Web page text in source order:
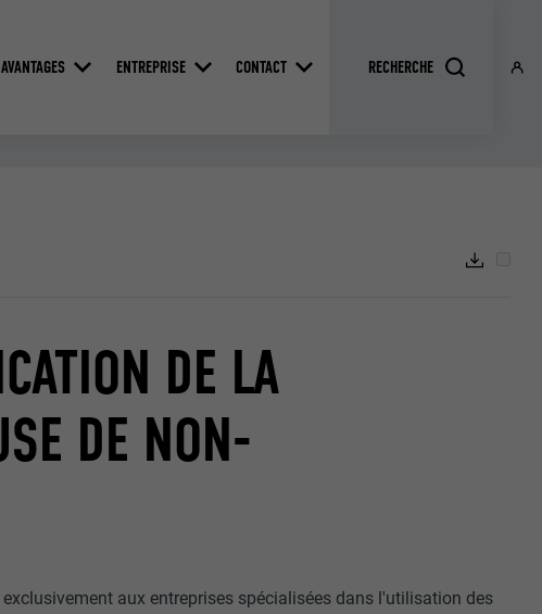
AVANTAGES ENTREPRISE CONTACT
DE LA
DE NON-
aux entreprises spécialisées dans l'utilisation des